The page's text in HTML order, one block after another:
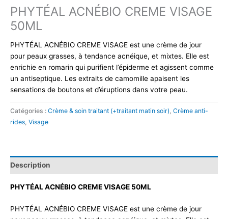
PHYTÉAL ACNÉBIO CREME VISAGE
50ML
PHYTÉAL ACNÉBIO CREME VISAGE est une crème de jour
pour peaux grasses, à tendance acnéique, et mixtes. Elle est
enrichie en romarin qui purifient l’épiderme et agissent comme
un antiseptique. Les extraits de camomille apaisent les
sensations de boutons et d’éruptions dans votre peau.
Catégories : Crème & soin traitant (+traitant matin soir), Crème anti-
rides, Visage
Description
PHYTÉAL ACNÉBIO CREME VISAGE 50ML
PHYTÉAL ACNÉBIO CREME VISAGE est une crème de jour